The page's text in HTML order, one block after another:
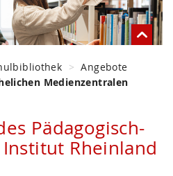
Angebote
Medienzentralen
Pädagogisch-
Rheinland